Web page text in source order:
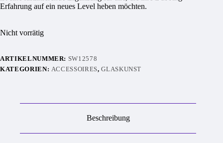
Erfahrung auf ein neues Level heben möchten.
Nicht vorrätig
ARTIKELNUMMER: SW12578
KATEGORIEN: ACCESSOIRES,GLASKUNST
Beschreibung